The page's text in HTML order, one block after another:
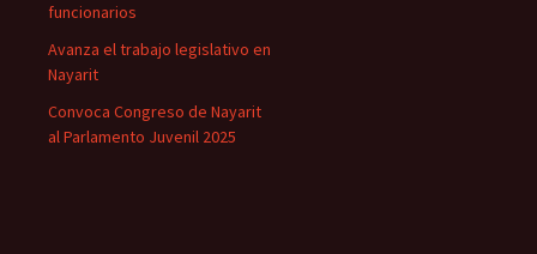
funcionarios
Avanza el trabajo legislativo en
Nayarit
Convoca Congreso de Nayarit
al Parlamento Juvenil 2025